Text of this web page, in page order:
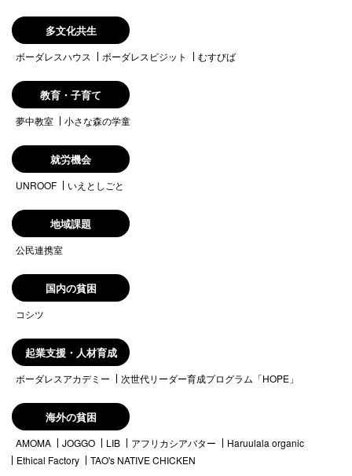
多文化共生
ボーダレスハウス ボーダレスビジット むすびば
教育・子育て
夢中教室 小さな森の学童
就労機会
UNROOF いえとしごと
地域課題
公民連携室
国内の貧困
コシツ
起業支援・人材育成
ボーダレスアカデミー 次世代リーダー育成プログラム「HOPE」
海外の貧困
AMOMA JOGGO LIB アフリカシアバター
Haruulala organic
Ethical Factory
TAO's NATIVE CHICKEN